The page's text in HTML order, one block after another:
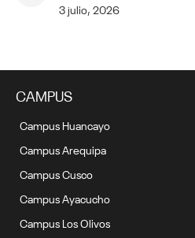
3 julio, 2026
CAMPUS
Campus Huancayo
Campus Arequipa
Campus Cusco
Campus Ayacucho
Campus Los Olivos